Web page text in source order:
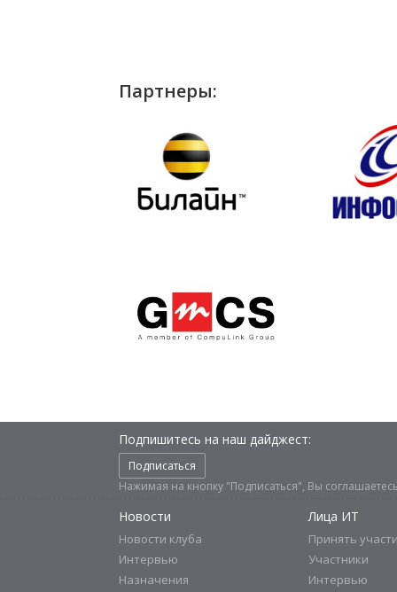
Партнеры:
Подпишитесь на наш дайджест:
Подписаться
Нажимая на кнопку "Подписаться", Вы
Новости
Новости клуба
Интервью
Назначения
Лица ИТ
Принять
Участники
Интервью